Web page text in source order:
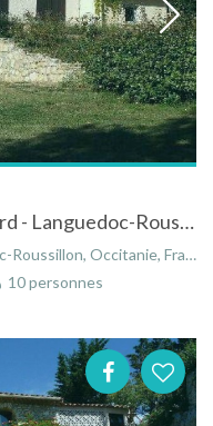
Maison à Collorgues dans le Gard - Languedoc-Roussillon avec piscine dans jardin arboré
Occitanie, France
10 personnes